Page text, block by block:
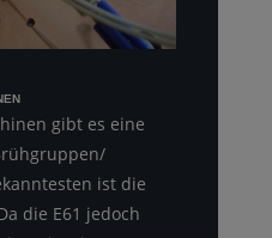
gibt es eine
ist die
die E61 jedoch